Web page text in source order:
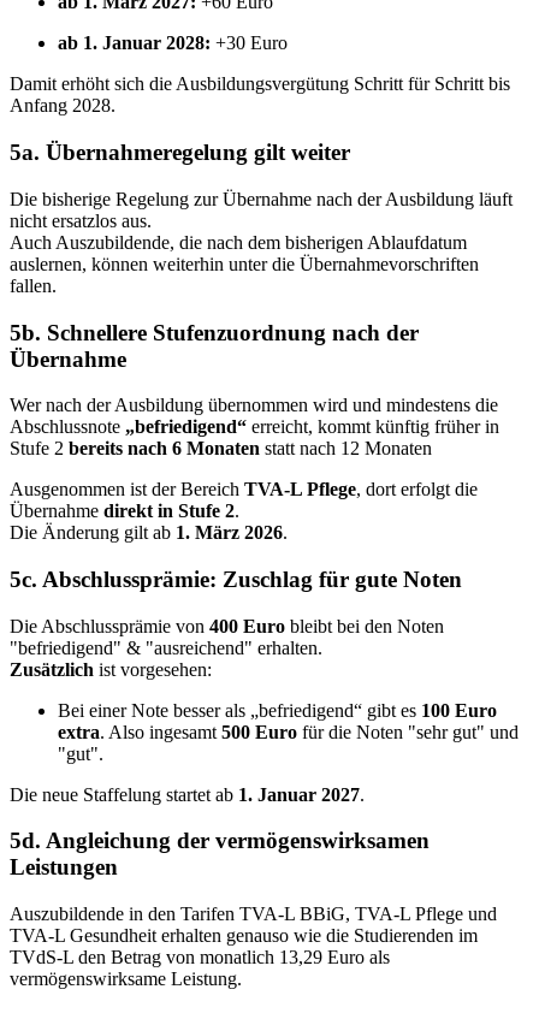
ab 1. Januar 2028: +30 Euro
Damit erhöht sich die Ausbildungsvergütung Schritt für Schritt bis
Anfang 2028.
5a. Übernahmeregelung gilt weiter
Die bisherige Regelung zur Übernahme nach der Ausbildung läuft
nicht ersatzlos aus.
Auch Auszubildende, die nach dem bisherigen Ablaufdatum
auslernen, können weiterhin unter die Übernahmevorschriften
fallen.
5b. Schnellere Stufenzuordnung nach der
Übernahme
Wer nach der Ausbildung übernommen wird und mindestens die
Abschlussnote „befriedigend“ erreicht, kommt künftig früher in
Stufe 2 bereits nach 6 Monaten statt nach 12 Monaten
Ausgenommen ist der Bereich TVA-L Pflege, dort erfolgt die
Übernahme direkt in Stufe 2.
Die Änderung gilt ab 1. März 2026.
5c. Abschlussprämie: Zuschlag für gute Noten
Die Abschlussprämie von 400 Euro bleibt bei den Noten
"befriedigend" & "ausreichend" erhalten.
Zusätzlich ist vorgesehen:
Bei einer Note besser als „befriedigend“ gibt es 100 Euro
extra. Also ingesamt 500 Euro für die Noten "sehr gut" und
"gut".
Die neue Staffelung startet ab 1. Januar 2027.
5d. Angleichung der vermögenswirksamen
Leistungen
Auszubildende in den Tarifen TVA-L BBiG, TVA-L Pflege und
TVA-L Gesundheit erhalten genauso wie die Studierenden im
TVdS-L den Betrag von monatlich 13,29 Euro als
vermögenswirksame Leistung.